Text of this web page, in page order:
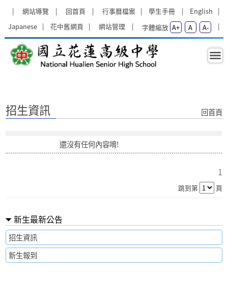
網站導覽
回首頁 行事曆檔案 學生手冊
English
Japanese
花中舊網頁 網站管理 字體縮放 A+ A A-
招生資訊 - 新生資訊專區 - 國立花蓮
招生資訊 回首頁
還沒有任何內容唷!
1
跳到第 頁
新生最新公告
招生資訊
新生報到